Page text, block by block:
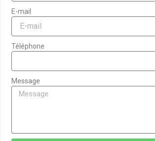
E-mail
Téléphone
Message